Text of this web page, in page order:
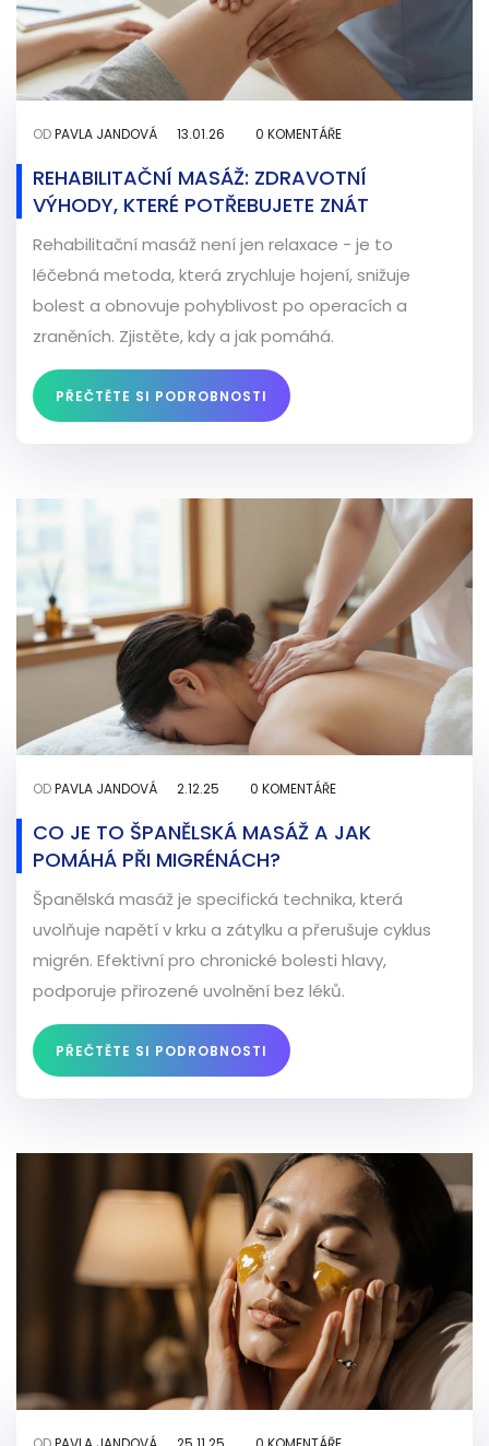
ODPAVLA JANDOVÁ 13.01.26 0 KOMENTÁŘE
REHABILITAČNÍ MASÁŽ: ZDRAVOTNÍ
VÝHODY, KTERÉ POTŘEBUJETE ZNÁT
Rehabilitační masáž není jen relaxace - je to
léčebná metoda, která zrychluje hojení, snižuje
bolest a obnovuje pohyblivost po operacích a
zraněních. Zjistěte, kdy a jak pomáhá.
PŘEČTĚTE SI PODROBNOSTI
ODPAVLA JANDOVÁ 2.12.25 0 KOMENTÁŘE
CO JE TO ŠPANĚLSKÁ MASÁŽ A JAK
POMÁHÁ PŘI MIGRÉNÁCH?
Španělská masáž je specifická technika, která
uvolňuje napětí v krku a zátylku a přerušuje cyklus
migrén. Efektivní pro chronické bolesti hlavy,
podporuje přirozené uvolnění bez léků.
PŘEČTĚTE SI PODROBNOSTI